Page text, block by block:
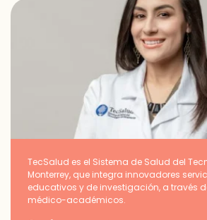
TecSalud es el Sistema de Salud del
Monterrey, que integra innovadores
educativos y de investigación, a través
médico-académicos.